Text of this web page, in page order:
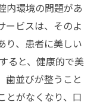
内環境の問題があ
ービスは、そのよ
り、患者に美しい
ると、健康的で美
歯並びが整うこと
とがなくなり、口